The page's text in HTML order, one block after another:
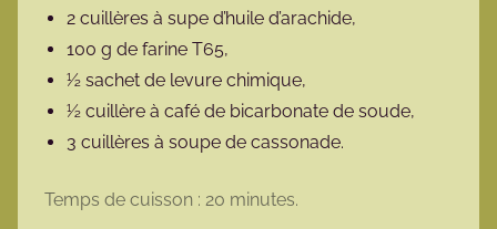
2 cuillères à supe d’huile d’arachide,
100 g de farine T65,
½ sachet de levure chimique,
½ cuillère à café de bicarbonate de soude,
3 cuillères à soupe de cassonade.
Temps de cuisson : 20 minutes.